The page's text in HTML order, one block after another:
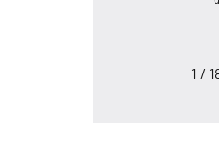
1 /